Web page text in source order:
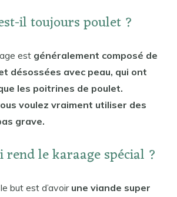
il toujours poulet ?
est généralement composé de
désossées avec peau, qui ont
les poitrines de poulet.
voulez vraiment utiliser des
grave.
rend le karaage spécial ?
but est d’avoir une viande super